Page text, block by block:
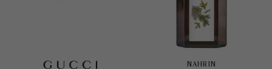
NAHRIN